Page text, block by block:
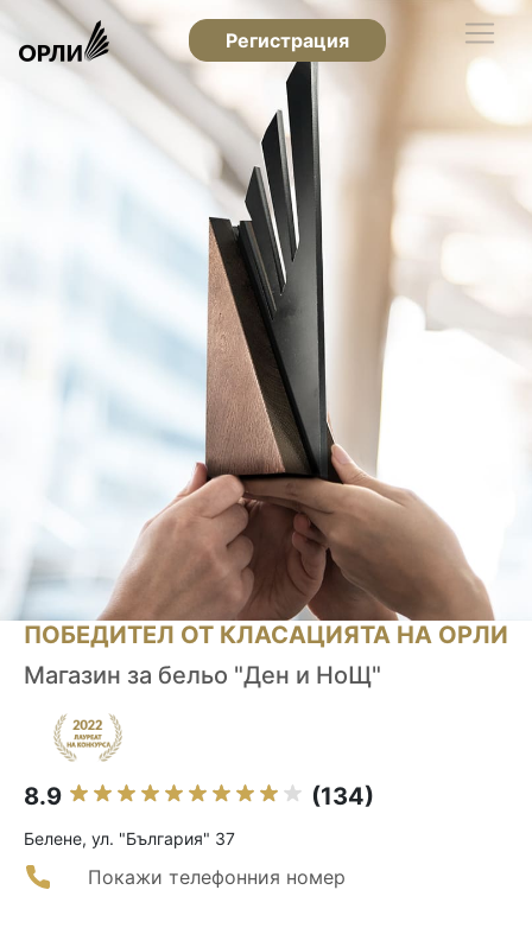
Регистрация
ПОБЕДИТЕЛ ОТ КЛАСАЦИЯТА НА ОРЛИ
Магазин за бельо "Ден и НоЩ"
8.9 (134)
Белене, ул. "България" 37
Покажи телефонния номер